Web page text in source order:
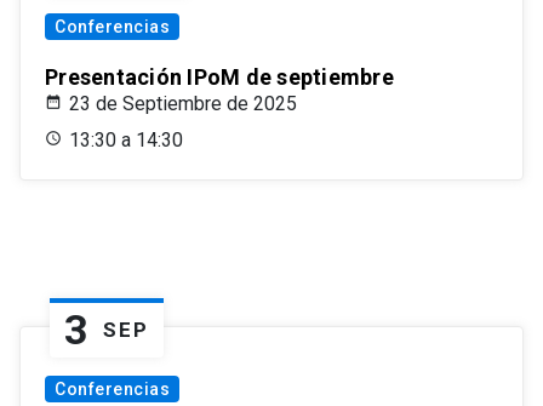
Conferencias
Presentación IPoM de septiembre
23 de Septiembre de 2025
13:30 a 14:30
3 SEP
Conferencias